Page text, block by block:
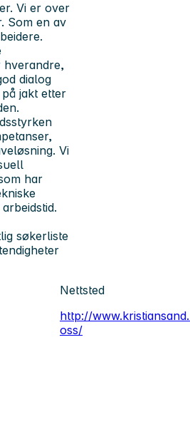
Vi er over
Som en av
hverandre,
dialog
jakt etter
Vi
har
søkerliste
Nettsted
http://
oss/